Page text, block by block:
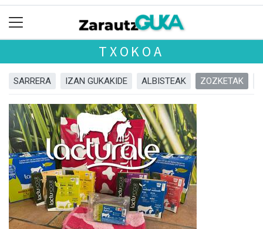
TXOKOA
SARRERA IZAN GUKAKIDE ALBISTEAK ZOZKETAK